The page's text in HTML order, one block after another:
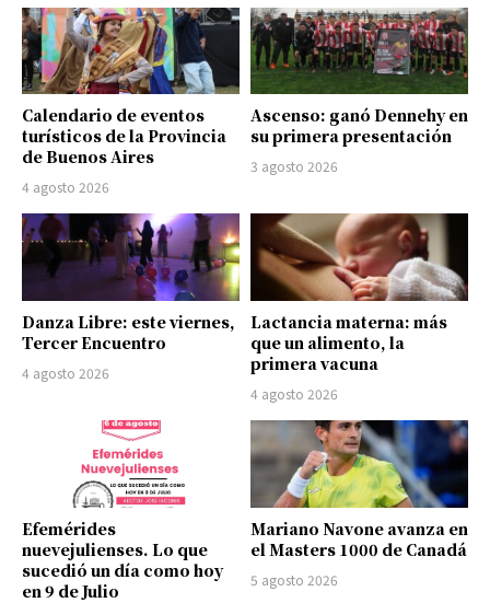
Calendario de eventos
turísticos de la Provincia
de Buenos Aires
4 agosto 2026
Ascenso: ganó Dennehy en
su primera presentación
3 agosto 2026
Danza Libre: este viernes,
Tercer Encuentro
4 agosto 2026
Lactancia materna: más
que un alimento, la
primera vacuna
4 agosto 2026
Efemérides
nuevejulienses. Lo que
sucedió un día como hoy
en 9 de Julio
Mariano Navone avanza en
el Masters 1000 de Canadá
5 agosto 2026